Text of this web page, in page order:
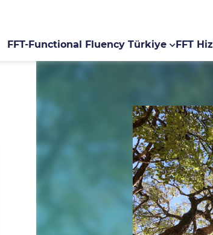
FFT-Functional Fluency Türkiye FFT